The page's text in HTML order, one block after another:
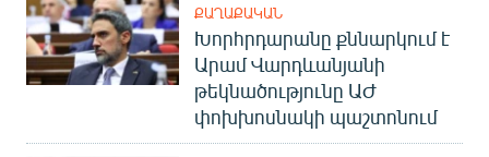
ՔԱՂԱՔԱԿԱՆ
Խորհրդարանը քննարկում է
Արամ Վարդևանյանի
թեկնածությունը ԱԺ
փոխխոսնակի պաշտոնում